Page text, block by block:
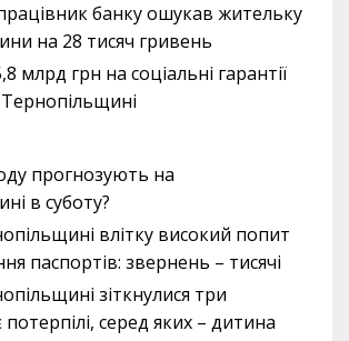
банку ошукав жительку
на 28 тисяч гривень
млрд грн на соціальні гарантії
прогнозують на
в суботу?
влітку високий попит
паспортів: звернень – тисячі
зіткнулися три
потерпілі, серед яких – дитина